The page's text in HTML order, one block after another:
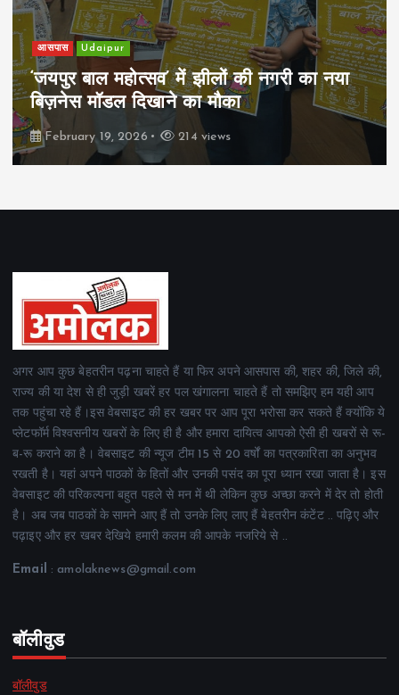
आसपास Udaipur
‘जयपुर बाल महोत्सव’ में झीलों की नगरी का नया
बिज़नेस मॉडल दिखाने का मौका
February 19, 2026 214 views
अगर आप कुछ बेहतरीन पढ़ना चाहते हैं या फिर अपने आसपास की, शहर की, जिले की,
राज्य की या देश से ही जुड़ी खबरें हर पल खंगालना चाहते हैं तो समझिए हम यही आप
तक पहुंचा रहे हैं।इस वेबसाइट की हर खबर पर आप पूरा भरोसा कर सकते हैं क्योंकि ये
प्लेटफॉर्म विश्वसनीय खबरों के लिए ही है और हमारा दायित्व आपको ऐसी ही खबरों से रू-
ब-रू कराने का है। वेबसाइट की न्यूज टीम 15 से 20 वर्षों का पत्रकारिता का अनुभव
रखती है। यहां अपने पाठकों के हितों और उनकी पसंद का पूरा ध्यान रखा जाता है। इस
वेबसाइट की परिकल्पना बहुत पहले से मन में थी लेकिन कुछ अच्छा करने में देर तो होती
है। अब जब पाठकों के सामने आए हैं तो उनके लिए लाए हैं बेहतरीन कंटेंट .. पढ़िए और
पढ़ाइए और हर खबर देखिये हमारी कलम की आपके नजरिये से ..
Email : amolaknews@gmail.com
बॉलीवुड
बॉलीवुड